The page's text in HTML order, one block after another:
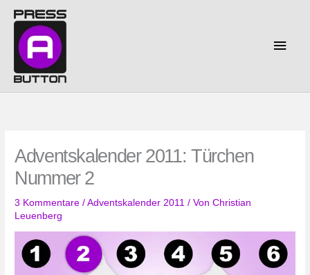
Inhalt
springen
Adventskalender 2011: Türchen
Nummer 2
3 Kommentare /Adventskalender 2011 / VonChristian
Leuenberg